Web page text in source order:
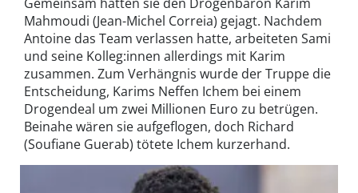
Mahmoudi (Jean-Michel Correia) gejagt. Nachdem
Antoine das Team verlassen hatte, arbeiteten Sami
und seine Kolleg:innen allerdings mit Karim
zusammen. Zum Verhängnis wurde der Truppe die
Entscheidung, Karims Neffen Ichem bei einem
Drogendeal um zwei Millionen Euro zu betrügen.
Beinahe wären sie aufgeflogen, doch Richard
(Soufiane Guerab) tötete Ichem kurzerhand.